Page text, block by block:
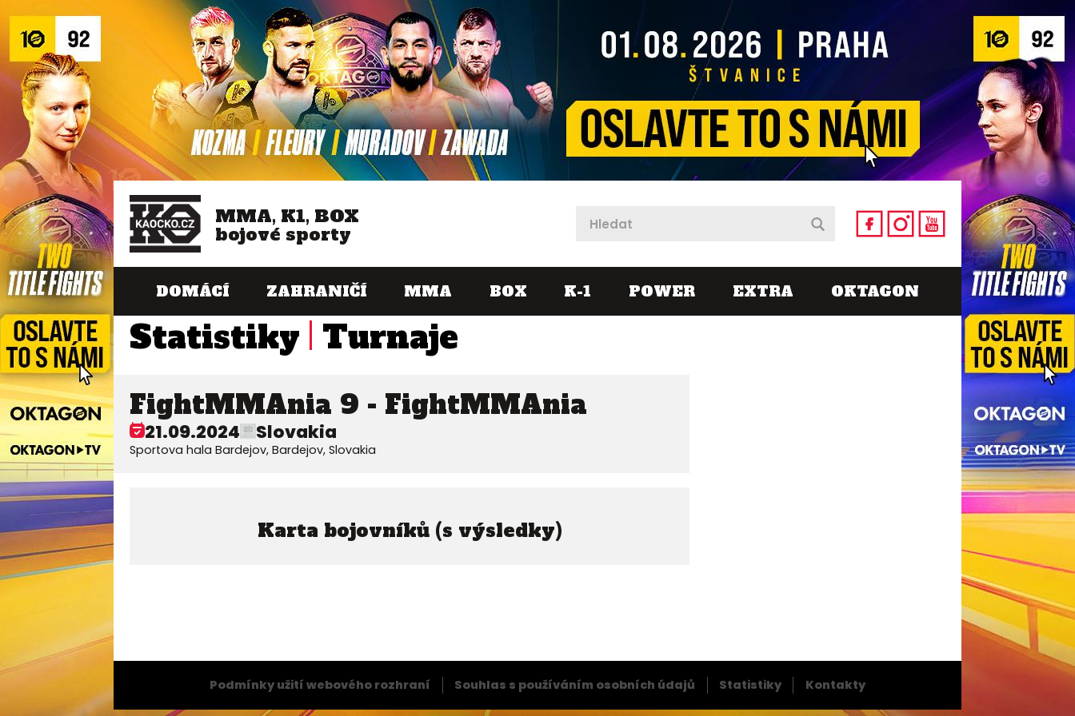
MMA, K1, BOX
bojové sporty
DOMÁCÍ ZAHRANIČÍ MMA BOX K-1 POWER EXTRA OKTAGON
Statistiky Turnaje
FightMMAnia 9 - FightMMAnia
21.09.2024 Slovakia
Sportova hala Bardejov, Bardejov, Slovakia
Karta bojovníků (s výsledky)
Podmínky užití webového rozhraní Souhlas s používáním osobních údajů Statistiky Kontakty